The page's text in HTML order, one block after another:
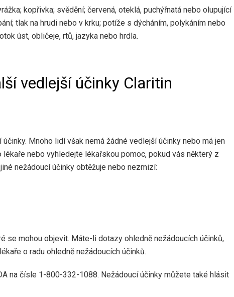
kopřivka; svědění; červená, oteklá, puchýřnatá nebo olupující
tlak na hrudi nebo v krku; potíže s dýcháním, polykáním nebo
úst, obličeje, rtů, jazyka nebo hrdla.
vedlejší účinky Claritin
Mnoho lidí však nemá žádné vedlejší účinky nebo má jen
nebo vyhledejte lékařskou pomoc, pokud vás některý z
nežádoucí účinky obtěžuje nebo nezmizí:
se mohou objevit. Máte-li dotazy ohledně nežádoucích účinků,
o radu ohledně nežádoucích účinků.
na čísle 1-800-332-1088. Nežádoucí účinky můžete také hlásit